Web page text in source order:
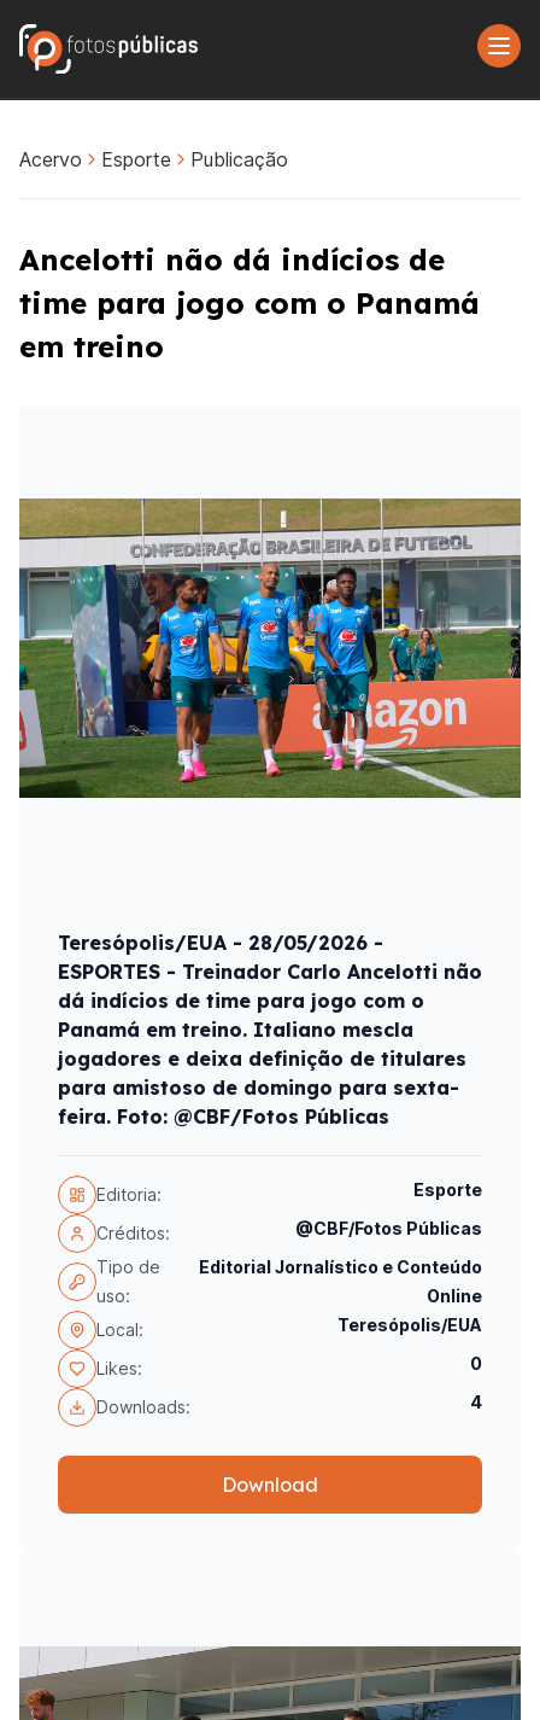
Acervo Esporte Publicação
Ancelotti não dá indícios de
time para jogo com o Panamá
em treino
Teresópolis/EUA - 28/05/2026 -
ESPORTES - Treinador Carlo Ancelotti não
dá indícios de time para jogo com o
Panamá em treino. Italiano mescla
jogadores e deixa definição de titulares
para amistoso de domingo para sexta-
feira. Foto: @CBF/Fotos Públicas
Editoria: Esporte
Créditos:
@CBF/Fotos Públicas
Tipo de
uso:
Editorial Jornalístico e Conteúdo
Online
Local:
Teresópolis/EUA
Likes: 0
Downloads: 4
Download